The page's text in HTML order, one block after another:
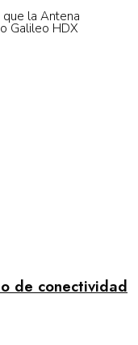
que la Antena
Galileo HDX
de conectividad